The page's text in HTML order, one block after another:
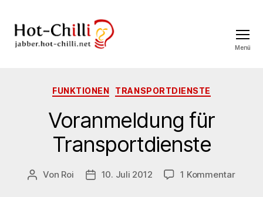
Menü
Kategorien
FUNKTIONEN TRANSPORTDIENSTE
Voranmeldung für
Transportdienste
Beitragsautor
Von Roi Veröffentlichungsdatum
10. Juli 2012 1 Kommentarzu